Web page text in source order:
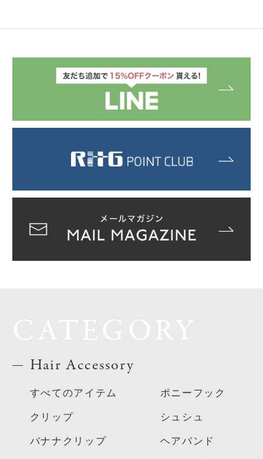
Hair Accessory
すべてのアイテム
クリップ
バナナクリップ
ポニーフック
シュシュ
ヘアバンド